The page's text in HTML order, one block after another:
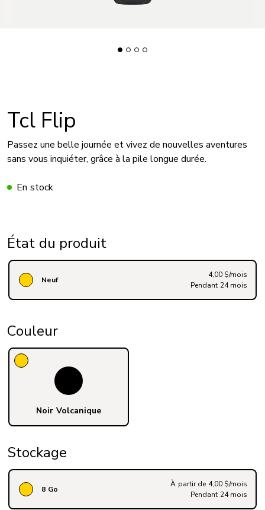
Tcl Flip
Passez une belle journée et vivez de nouvelles aventures
sans vous inquiéter, grâce à la pile longue durée.
En stock
État du produit
Neuf
4,00 $/mois
Pendant 24 mois
Couleur
Noir Volcanique
Stockage
8 Go
À partir de 4,00 $/mois
Pendant 24 mois